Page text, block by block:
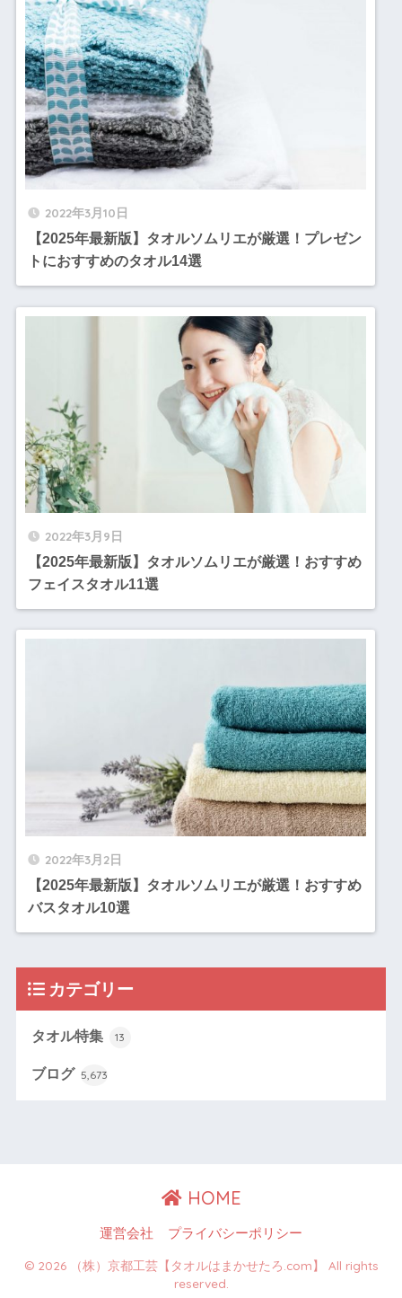
2022年3月10日
【2025年最新版】タオルソムリエが厳選！プレゼン
トにおすすめのタオル14選
2022年3月9日
【2025年最新版】タオルソムリエが厳選！おすすめ
フェイスタオル11選
2022年3月2日
【2025年最新版】タオルソムリエが厳選！おすすめ
バスタオル10選
カテゴリー
タオル特集 13
ブログ 5,673
HOME
運営会社 プライバシーポリシー
© 2026 （株）京都工芸【タオルはまかせたろ.com】 All rights
reserved.